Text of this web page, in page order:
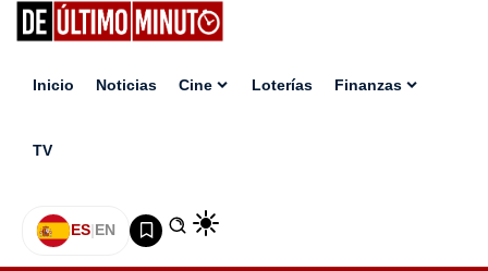
Inicio Noticias Cine Loterías Finanzas
TV
ES|EN